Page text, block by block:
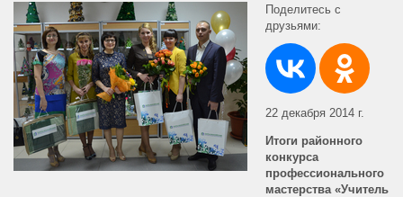
Поделитесь с
друзьями:
22 декабря 2014 г.
Итоги районного
конкурса
профессионального
мастерства «Учитель